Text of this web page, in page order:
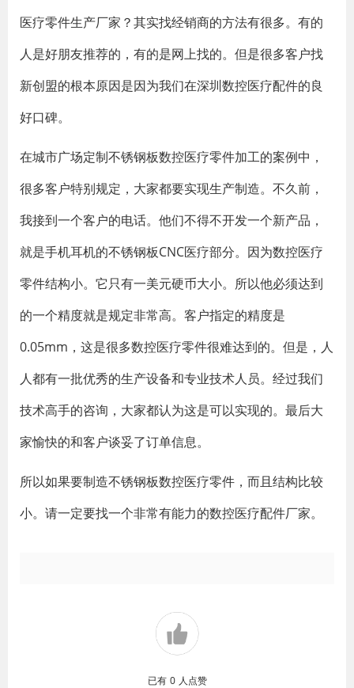
医疗零件生产厂家？其实找经销商的方法有很多。有的
人是好朋友推荐的，有的是网上找的。但是很多客户找
新创盟的根本原因是因为我们在深圳数控医疗配件的良
好口碑。
在城市广场定制不锈钢板数控医疗零件加工的案例中，
很多客户特别规定，大家都要实现生产制造。不久前，
我接到一个客户的电话。他们不得不开发一个新产品，
就是手机耳机的不锈钢板CNC医疗部分。因为数控医疗
零件结构小。它只有一美元硬币大小。所以他必须达到
的一个精度就是规定非常高。客户指定的精度是
0.05mm，这是很多数控医疗零件很难达到的。但是，人
人都有一批优秀的生产设备和专业技术人员。经过我们
技术高手的咨询，大家都认为这是可以实现的。最后大
家愉快的和客户谈妥了订单信息。
所以如果要制造不锈钢板数控医疗零件，而且结构比较
小。请一定要找一个非常有能力的数控医疗配件厂家。
已有 0 人点赞